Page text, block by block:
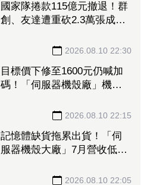
國家隊捲款115億元撤退！群
創、友達遭重砍2.3萬張成棄
2026.08.10 22:30
目標價下修至1600元仍喊加
碼！「伺服器機殼廠」機架
2026.08.10 22:15
記憶體缺貨拖累出貨！「伺
服器機殼大廠」7月營收低預
2026.08.10 22:05